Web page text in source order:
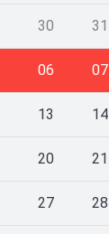
30 31
06 07
13 14
20 21
27 28